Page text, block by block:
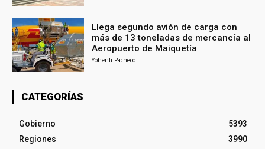
Llega segundo avión de carga con
más de 13 toneladas de mercancía al
Aeropuerto de Maiquetía
Yohenli Pacheco
CATEGORÍAS
Gobierno
5393
Regiones
3990